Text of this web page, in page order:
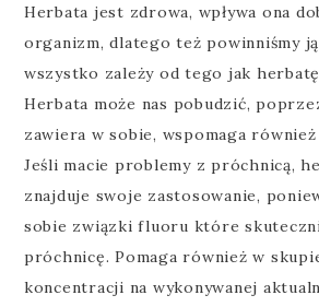
Herbata jest zdrowa, wpływa ona
organizm, dlatego też powinniśmy
wszystko zależy od tego jak
Herbata może nas pobudzić,
zawiera w sobie, wspomaga również
Jeśli macie problemy z próchnicą,
znajduje swoje zastosowanie,
sobie związki fluoru które
próchnicę. Pomaga również w
koncentracji na wykonywanej